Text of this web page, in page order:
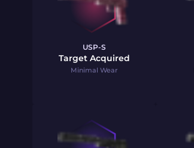
USP-S
Target Acquired
Minimal Wear